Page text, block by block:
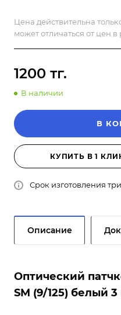
Цена действительна
может отличаться от цен
1200 тг.
В наличии
В
КУПИТЬ В 1
Срок изготовления
Описание
Оптический
SM (9/125) белый